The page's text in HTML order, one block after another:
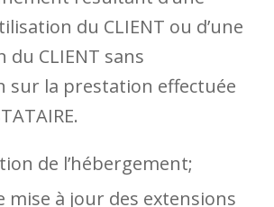
du CLIENT ou d’une
CLIENT sans
sur la prestation effectuée
de l’hébergement;
mise à jour des extensions